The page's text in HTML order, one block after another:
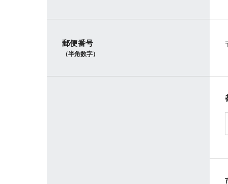
郵便番号
（半角数字）